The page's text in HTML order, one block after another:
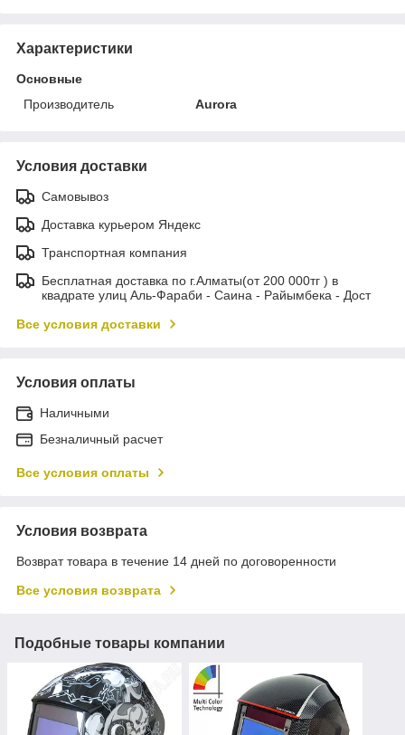
Характеристики
Основные
Производитель
Aurora
Условия доставки
Самовывоз
Доставка курьером Яндекс
Транспортная компания
Бесплатная доставка по г.Алматы(от 200 000тг ) в
квадрате улиц Аль-Фараби - Саина - Райымбека - Дост
Все условия доставки
Условия оплаты
Наличными
Безналичный расчет
Все условия оплаты
Условия возврата
Возврат товара в течение 14 дней по договоренности
Все условия возврата
Подобные товары компании